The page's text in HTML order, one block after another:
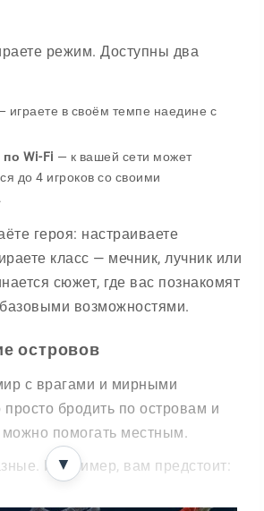
режим. Доступны два
играете в своём темпе наедине с
Wi-Fi — к вашей сети может
до 4 игроков со своими
героя: настраиваете
класс — мечник, лучник или
сюжет, где вас познакомят
возможностями.
островов
с врагами и мирными
бродить по островам и
можно помогать местным.
Например, вам предстоит:
▼